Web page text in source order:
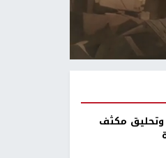
وتحليق مكثف